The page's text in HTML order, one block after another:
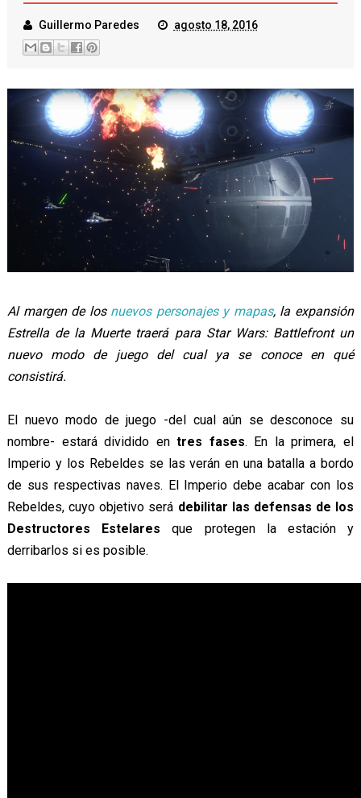
Guillermo Paredes agosto 18, 2016
Al margen de los nuevos personajes y mapas, la expansión
Estrella de la Muerte traerá para Star Wars: Battlefront un
nuevo modo de juego del cual ya se conoce en qué
consistirá.
El nuevo modo de juego -del cual aún se desconoce su
nombre- estará dividido entres fases. En la primera, el
Imperio y los Rebeldes se las verán en una batalla a bordo
de sus respectivas naves. El Imperio debe acabar con los
Rebeldes, cuyo objetivo será debilitar las defensas de los
Destructores Estelares que protegen la estación y
derribarlos si es posible.